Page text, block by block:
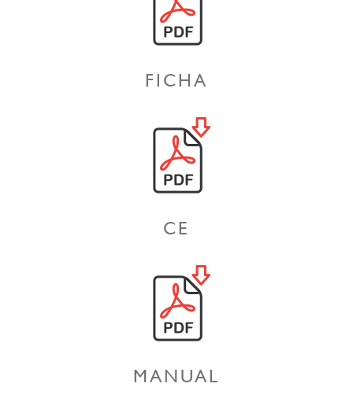
FICHA
CE
MANUAL